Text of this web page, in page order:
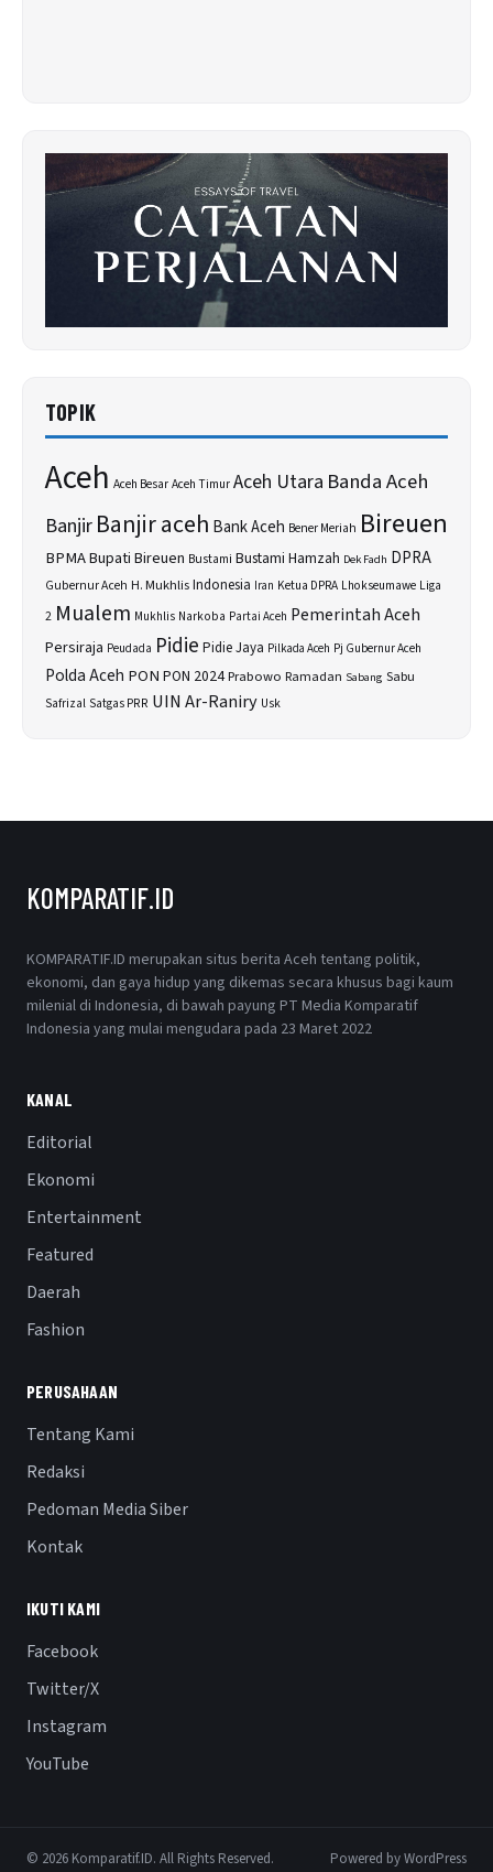
TOPIK
Aceh Aceh BesarAceh TimurAceh Utara Banda Aceh
BanjirBanjir aceh Bank Aceh Bener Meriah Bireuen
BPMABupati Bireuen Bustami Bustami Hamzah Dek Fadh DPRA
Gubernur Aceh H. MukhlisIndonesia Iran Ketua DPRA Lhokseumawe Liga
2 Mualem Mukhlis Narkoba Partai Aceh Pemerintah Aceh
Persiraja Peudada Pidie Pidie Jaya Pilkada Aceh Pj Gubernur Aceh
Polda Aceh PON PON 2024Prabowo Ramadan Sabang Sabu
Safrizal Satgas PRR UIN Ar-Raniry Usk
KOMPARATIF.ID
KOMPARATIF.ID merupakan situs berita Aceh tentang politik,
ekonomi, dan gaya hidup yang dikemas secara khusus bagi kaum
milenial di Indonesia, di bawah payung PT Media Komparatif
Indonesia yang mulai mengudara pada 23 Maret 2022
KANAL
Editorial
Ekonomi
Entertainment
Featured
Daerah
Fashion
PERUSAHAAN
Tentang Kami
Redaksi
Pedoman Media Siber
Kontak
IKUTI KAMI
Facebook
Twitter/X
Instagram
YouTube
© 2026 Komparatif.ID. All Rights Reserved. Powered by WordPress